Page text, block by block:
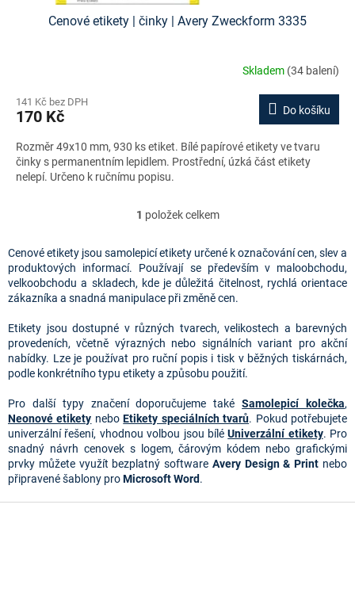
Cenové etikety | činky | Avery Zweckform 3335
Skladem (34 balení)
141 Kč bez DPH
170 Kč Do košíku
Rozměr 49x10 mm, 930 ks etiket. Bílé papírové etikety ve tvaru
činky s permanentním lepidlem. Prostřední, úzká část etikety
nelepí. Určeno k ručnímu popisu.
O
l
á
d
a
p
r
v
y
v
ý
p
i
s
1 položek celkem
Cenové etikety jsou samolepicí etikety určené k označování cen, slev a
produktových informací. Používají se především v maloobchodu,
velkoobchodu a skladech, kde je důležitá čitelnost, rychlá orientace
zákazníka a snadná manipulace při změně cen.
Etikety jsou dostupné v různých tvarech, velikostech a barevných
provedeních, včetně výrazných nebo signálních variant pro akční
nabídky. Lze je používat pro ruční popis i tisk v běžných tiskárnách,
podle konkrétního typu etikety a způsobu použití.
Pro další typy značení doporučujeme také Samolepicí kolečka
Neonové etikety nebo Etikety speciálních tvarů. Pokud potřebujete
univerzální řešení, vhodnou volbou jsou bílé Univerzální etikety. Pro
snadný návrh cenovek s logem, čárovým kódem nebo grafickými
prvky můžete využít bezplatný software Avery Design & Print nebo
připravené šablony pro Microsoft Word.